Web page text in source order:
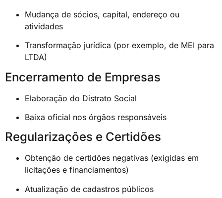
Mudança de sócios, capital, endereço ou
atividades
Transformação jurídica (por exemplo, de MEI para
LTDA)
Encerramento de Empresas
Elaboração do Distrato Social
Baixa oficial nos órgãos responsáveis
Regularizações e Certidões
Obtenção de certidões negativas (exigidas em
licitações e financiamentos)
Atualização de cadastros públicos